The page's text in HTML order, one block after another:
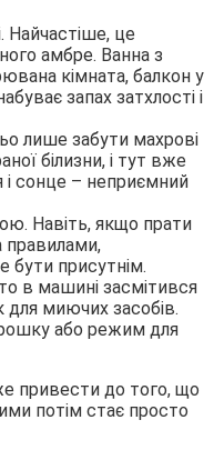
Найчастіше, це
амбре. Ванна з
кімната, балкон у
запах затхлості і
лише забути махрові
білизни, і тут вже
сонце – неприємний
Навіть, якщо прати
правилами,
бути присутнім.
в машині засмітився
для миючих засобів.
або режим для
привести до того, що
потім стає просто